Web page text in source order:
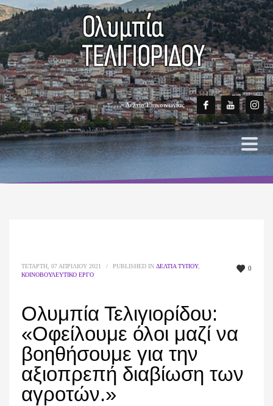
Δελτίο Επικοινωνίας
0
ΤΕΤΆΡΤΗ, 07 ΑΠΡΙΛΊΟΥ 2021 / PUBLISHED IN ΔΕΛΤΊΑ ΤΎΠΟΥ,
ΚΟΙΝΟΒΟΥΛΕΥΤΙΚΌ ΈΡΓΟ
Ολυμπία Τελιγιορίδου:
«Οφείλουμε όλοι μαζί να
βοηθήσουμε για την
αξιοπρεπή διαβίωση των
αγροτών.»